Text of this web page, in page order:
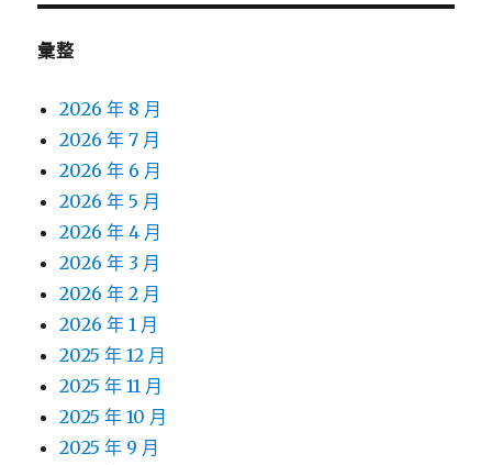
彙整
2026 年 8 月
2026 年 7 月
2026 年 6 月
2026 年 5 月
2026 年 4 月
2026 年 3 月
2026 年 2 月
2026 年 1 月
2025 年 12 月
2025 年 11 月
2025 年 10 月
2025 年 9 月